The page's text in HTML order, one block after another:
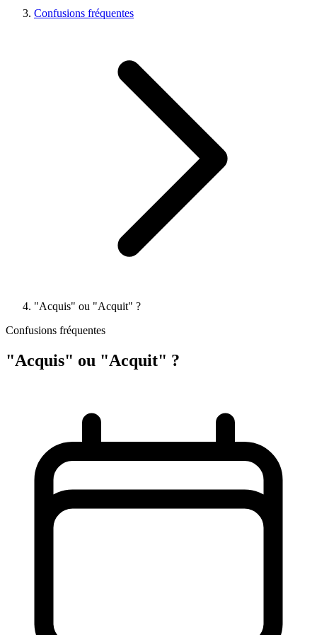
Confusions fréquentes
"Acquis" ou "Acquit" ?
Confusions fréquentes
"Acquis" ou "Acquit" ?